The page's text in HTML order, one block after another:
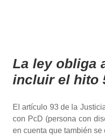
La ley obliga
incluir el hito
El artículo 93 de la
con PcD (persona con
en cuenta que también